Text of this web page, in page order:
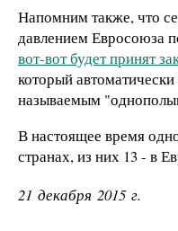
Напомним также, что
давлением Евросоюза
вот-вот будет принят
который
называемым
В настоящее время
странах, из них 13 - в
21 декабря 2015 г.